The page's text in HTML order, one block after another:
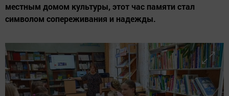
местным домом культуры, этот час памяти стал
символом сопереживания и надежды.